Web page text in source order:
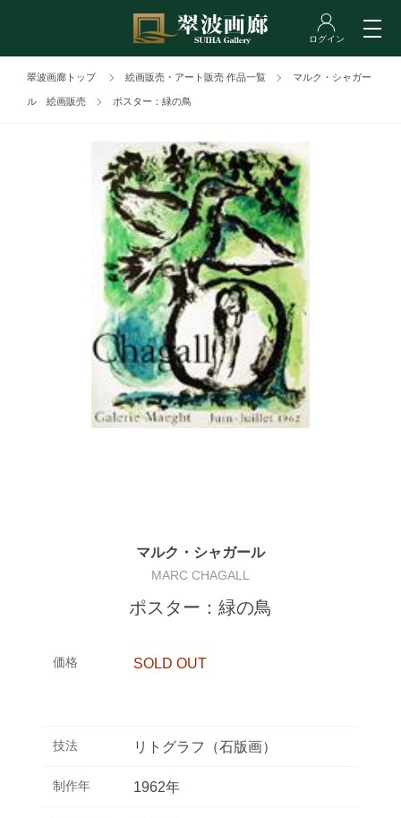
翠波画廊トップ 絵画販売・アート販売 作品一覧 マルク・シャガー
ル 絵画販売 ポスター：緑の鳥
マルク・シャガール
MARC CHAGALL
ポスター：緑の鳥
価格 SOLD OUT
技法 リトグラフ（石版画）
制作年 1962年